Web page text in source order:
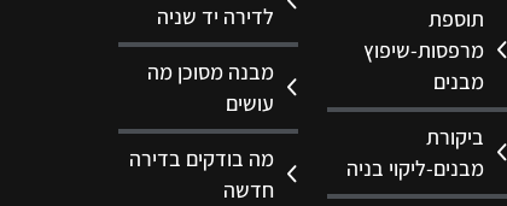
תוספת
מרפסות-שיפוץ
מבנים
ביקורת
מבנים-ליקוי בניה
לדירה יד שניה
מבנה מסוכן מה
עושים
מה בודקים בדירה
חדשה